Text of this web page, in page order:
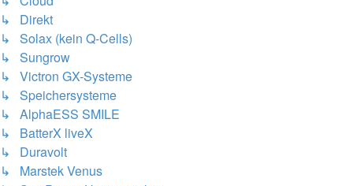
↳ Direkt
↳ Solax (kein Q-Cells)
↳ Sungrow
↳ Victron GX-Systeme
↳ Speichersysteme
↳ AlphaESS SMILE
↳ BatterX liveX
↳ Duravolt
↳ Marstek Venus